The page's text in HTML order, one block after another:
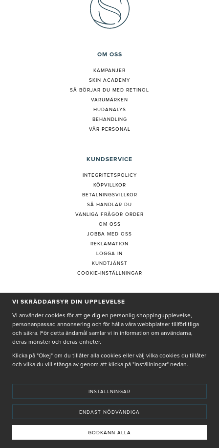
OM OSS
KAMPANJER
SKIN ACADEMY
SÅ BÖRJAR DU MED RETINOL
VARUMÄRKEN
HUDANALYS
BEHANDLING
VÅR PERSONAL
KUNDSERVICE
INTEGRITETSPOLICY
KÖPVILLKOR
BETALNINGSVILLKOR
SÅ HANDLAR DU
VANLIGA FRÅGOR ORDER
OM OSS
JOBBA MED OSS
REKLAMATION
LOGGA IN
KUNDTJÄNST
COOKIE-INSTÄLLNINGAR
PRENUMERERA PÅ NYHETSBREV
Genom att ge min e-post, accepterar jag Seth och Sallyintegritetspolicy
De uppgifter du matar in kommer endast användas till våra nyhetsbrev.
INNEHÅLLET OCH REKOMMENDATIONERNA PÅ DENNA SIDA ÄR FRAMTAGNA OCH GRANSKADE
AV VÅRA AUKTORISERADE HUDTERAPEUTER.
VI SKRÄDDARSYR DIN UPPLEVELSE
Vi använder cookies för att ge dig en personlig shoppingupplevelse,
personanpassad annonsering och för hålla våra webbplatser tillförlitliga
och säkra. För detta ändamål samlar vi in information om användarna,
deras mönster och deras enheter.
Klicka på "Okej" om du tillåter alla cookies eller välj vilka cookies du tillåter
och vilka du vill stänga av genom att klicka på "Inställningar" nedan.
INSTÄLLNINGAR
ENDAST NÖDVÄNDIGA
GODKÄNN ALLA